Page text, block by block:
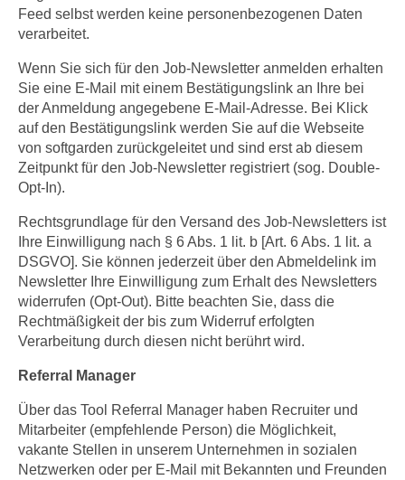
Feed selbst werden keine personenbezogenen Daten
verarbeitet.
Wenn Sie sich für den Job-Newsletter anmelden erhalten
Sie eine E-Mail mit einem Bestätigungslink an Ihre bei
der Anmeldung angegebene E-Mail-Adresse. Bei Klick
auf den Bestätigungslink werden Sie auf die Webseite
von softgarden zurückgeleitet und sind erst ab diesem
Zeitpunkt für den Job-Newsletter registriert (sog. Double-
Opt-In).
Rechtsgrundlage für den Versand des Job-Newsletters ist
Ihre Einwilligung nach § 6 Abs. 1 lit. b [Art. 6 Abs. 1 lit. a
DSGVO]. Sie können jederzeit über den Abmeldelink im
Newsletter Ihre Einwilligung zum Erhalt des Newsletters
widerrufen (Opt-Out). Bitte beachten Sie, dass die
Rechtmäßigkeit der bis zum Widerruf erfolgten
Verarbeitung durch diesen nicht berührt wird.
Referral Manager
Über das Tool Referral Manager haben Recruiter und
Mitarbeiter (empfehlende Person) die Möglichkeit,
vakante Stellen in unserem Unternehmen in sozialen
Netzwerken oder per E-Mail mit Bekannten und Freunden